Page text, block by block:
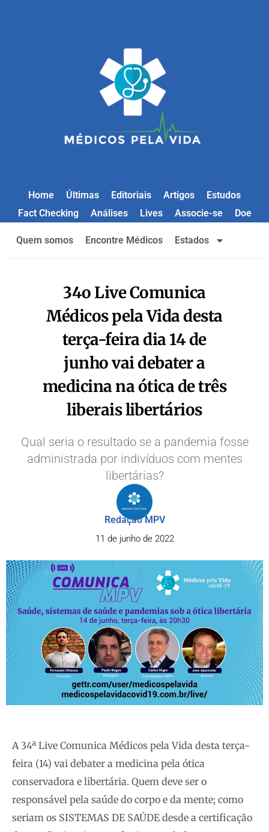
Home Últimas Editoriais Artigos
Estudos
Fact Checking
Análises Lives Associe-se Doe
Quem somos Encontre Médicos Estados
34o Live Comunica
Médicos pela Vida desta
terça-feira dia 14 de
junho vai debater a
medicina na ótica de três
liberais libertários
Qual seria o resultado se a pandemia fosse
administrada por indivíduos com mentes
libertárias?
Redação MPV
11 de junho de 2022
A 34ª Live Comunica Médicos pela Vida desta terça-
feira (14) vai debater a medicina pela ótica
conservadora e libertária. Quem deve ser o
responsável pela saúde do corpo e da mente; como
seriam os SISTEMAS DE SAÚDE desde a certificação